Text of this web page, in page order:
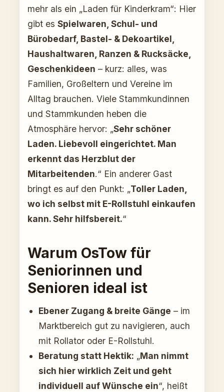
mehr als ein „Laden für Kinderkram“: Hier
gibt es Spielwaren, Schul- und
Bürobedarf, Bastel- & Dekoartikel,
Haushaltwaren, Ranzen & Rucksäcke,
Geschenkideen – kurz: alles, was
Familien, Großeltern und Vereine im
Alltag brauchen. Viele Stammkundinnen
und Stammkunden heben die
Atmosphäre hervor: „Sehr schöner
Laden. Liebevoll eingerichtet. Man
erkennt das Herzblut der
Mitarbeitenden.“ Ein anderer Gast
bringt es auf den Punkt: „Toller Laden,
wo ich selbst mit E-Rollstuhl einkaufen
kann. Sehr hilfsbereit.“
Warum OsTow für
Seniorinnen und
Senioren ideal ist
Ebener Zugang & breite Gänge – im
Marktbereich gut zu navigieren, auch
mit Rollator oder E-Rollstuhl.
Beratung statt Hektik: „Man nimmt
sich hier wirklich Zeit und geht
individuell auf Wünsche ein“, heißt